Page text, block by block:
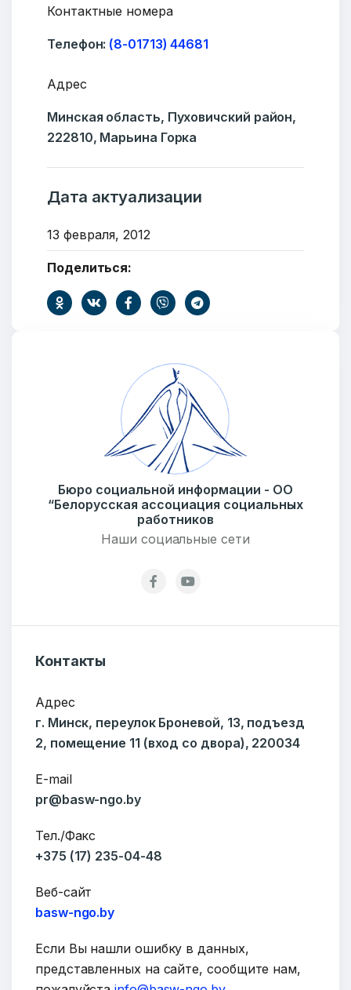
Добро пожаловать
Email:pr@basw-ngo.by
Подпишитесь:
Контактные номера
Телефон: (8-01713) 44681
Адрес
Минская область, Пуховичский район,
222810, Марьина Горка
Дата актуализации
13 февраля, 2012
Поделиться:
Бюро социальной информации - ОО
“Белорусская ассоциация социальных
работников
Наши социальные сети
Контакты
Адрес
г. Минск, переулок Броневой, 13, подъезд
2, помещение 11 (вход со двора), 220034
E-mail
pr@basw-ngo.by
Тел./Факс
+375 (17) 235-04-48
Веб-сайт
basw-ngo.by
Если Вы нашли ошибку в данных,
представленных на сайте, сообщите нам,